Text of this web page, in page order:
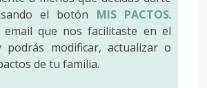
el botón MIS PACTOS.
email que nos facilitaste en el
modificar, actualizar o
de tu familia.